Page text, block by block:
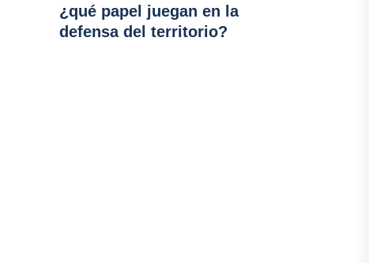
¿qué papel juegan en la
defensa del territorio?